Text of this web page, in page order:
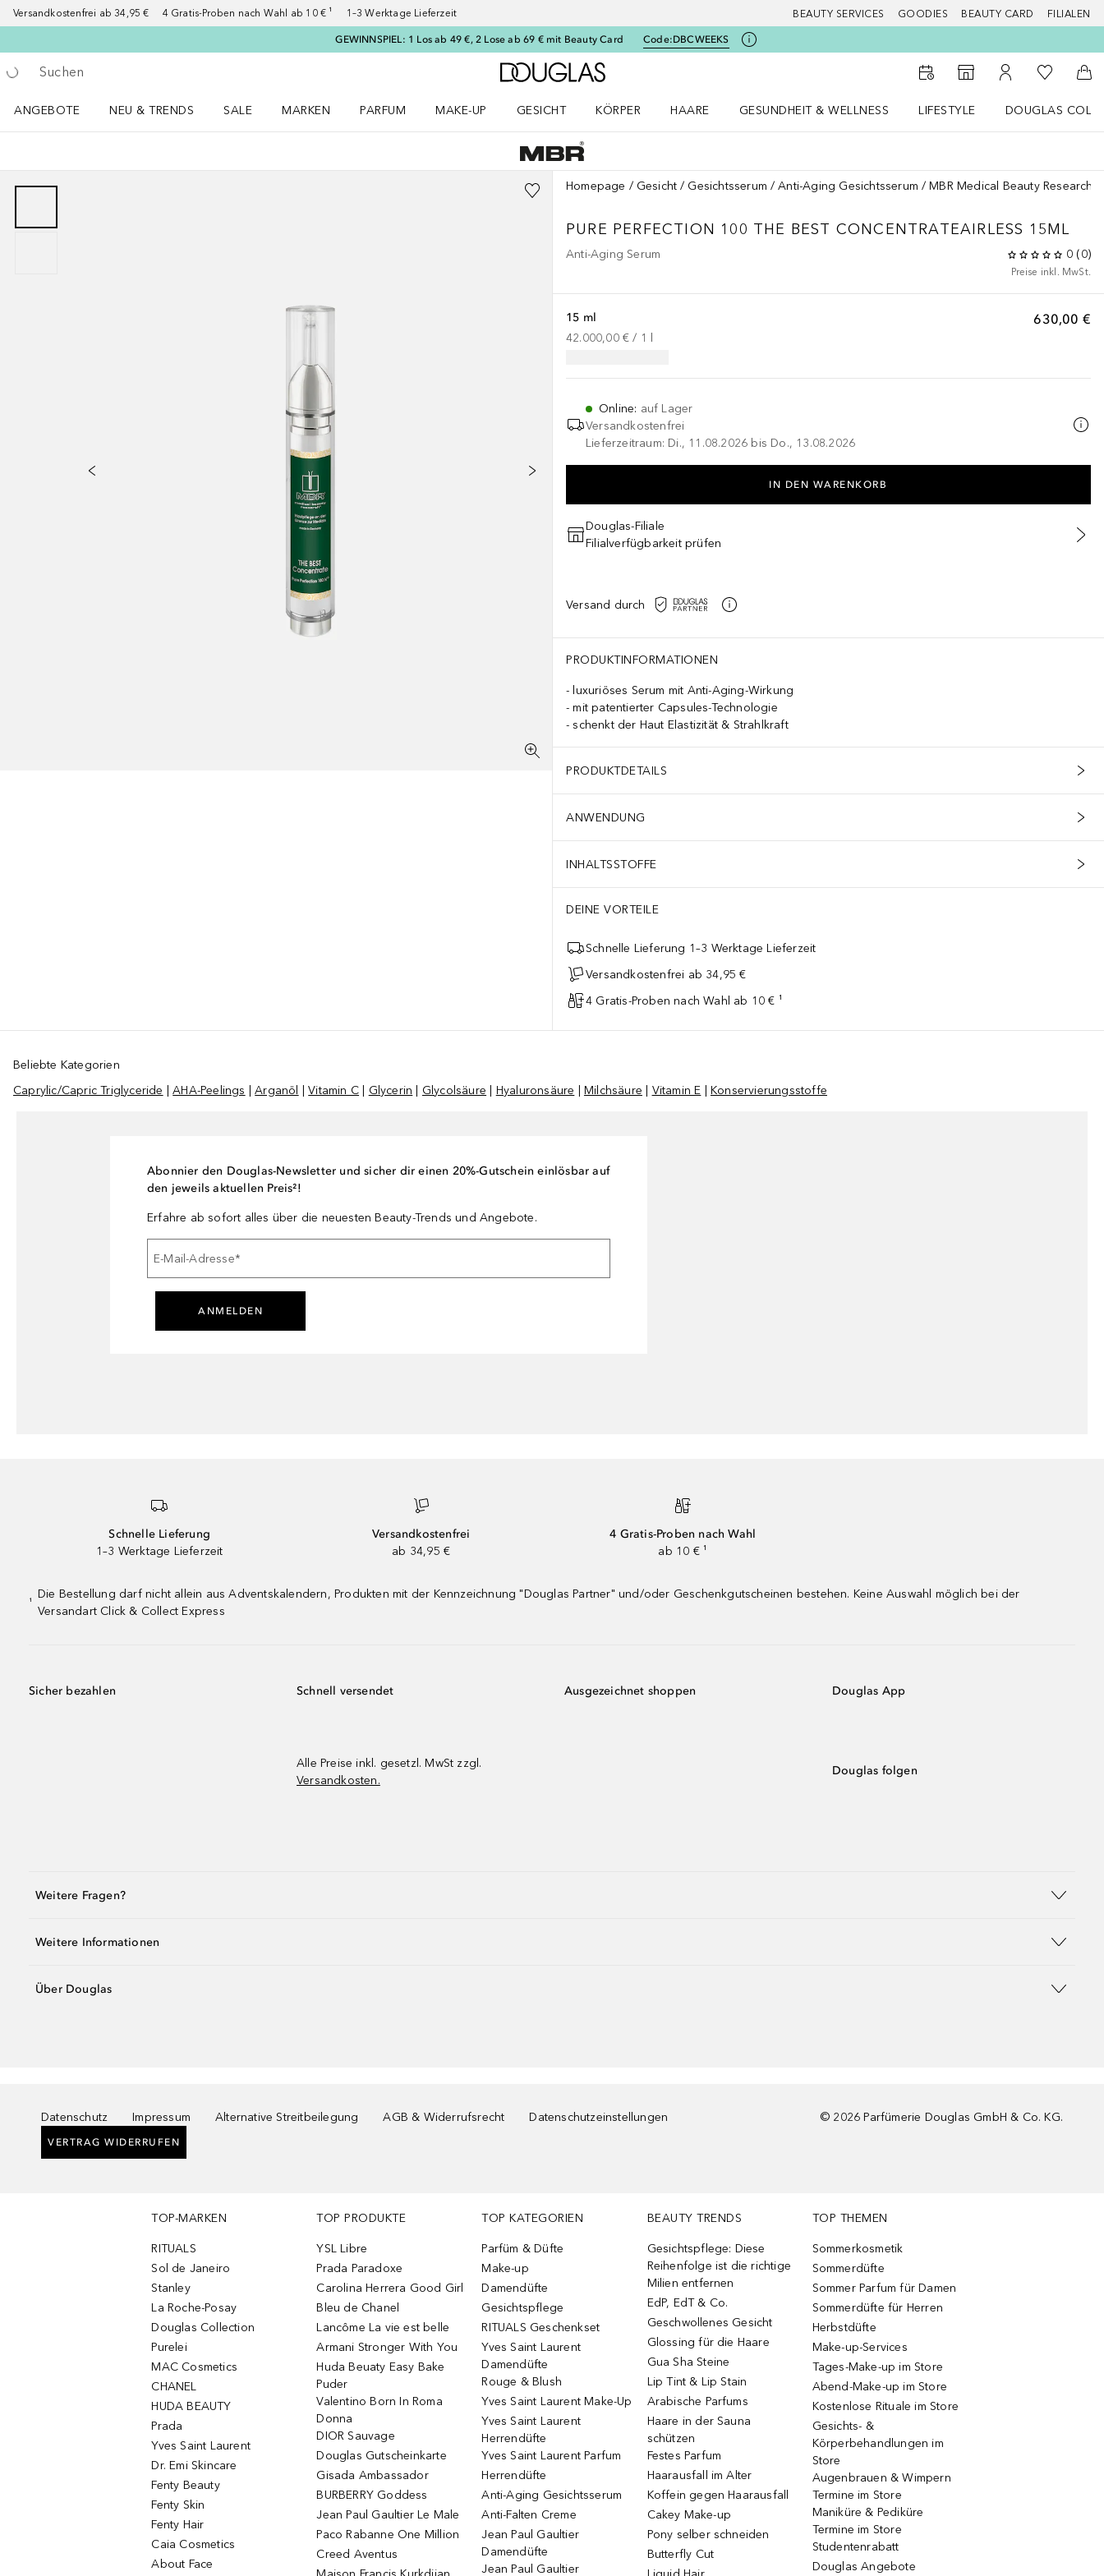
Versandkostenfrei ab 34,95 € 4 Gratis-Proben nach Wahl ab 10 € ¹ 1–3 Werktage Lieferzeit BEAUTY SERVICES GOODIES BEAUTY CARD FILIALEN
GEWINNSPIEL: 1 Los ab 49 €, 2 Lose ab 69 € mit Beauty Card Code:DBCWEEKS
Gehe zurück
Suche ausführen
Zur Douglas Startseite
Zum Storefinder
Zu Meinem
Zu Meiner
ANGEBOTE
NEU & TRENDS
SALE
MARKEN
PARFUM
MAKE-UP
GESICHT
KÖRPER
HAARE
GESUNDHEIT & WELLNESS
LIFESTYLE
DOUGLAS
Homepage Gesicht Gesichtsserum Anti-Aging Gesichtsserum MBR Medical Beauty Research
PURE PERFECTION 100 THE BEST CONCENTRATEAIRLESS 15ML
Anti-Aging Serum 0 (0)
Preise inkl. MwSt.
630,00 €
15 ml
42.000,00 € / 1
Online: auf Lager
Versandkostenfrei
Lieferzeitraum: Di., 11.08.2026 bis Do., 13.08.2026
IN DEN WARENKORB
Douglas-Filiale
Filialverfügbarkeit prüfen
Versand durch
PRODUKTINFORMATIONEN
luxuriöses Serum mit Anti-Aging-Wirkung
mit patentierter Capsules-Technologie
schenkt der Haut Elastizität & Strahlkraft
PRODUKTDETAILS
ANWENDUNG
INHALTSSTOFFE
DEINE VORTEILE
Schnelle Lieferung 1–3 Werktage Lieferzeit
Versandkostenfrei ab 34,95 €
4 Gratis-Proben nach Wahl ab 10 € ¹
Beliebte Kategorien
Caprylic/Capric Triglyceride |AHA-Peelings |Arganöl |Vitamin C Glycerin Glycolsäure Hyaluronsäure Milchsäure Vitamin E Konservierungsstoffe
Abonnier den Douglas-Newsletter und sicher dir einen 20%-Gutschein einlösbar auf
den jeweils aktuellen Preis²!
Erfahre ab sofort alles über die neuesten Beauty-Trends und Angebote.
E-Mail-Adresse*
ANMELDEN
Schnelle Lieferung
1–3 Werktage Lieferzeit
Versandkostenfrei
ab 34,95 €
4 Gratis-Proben nach Wahl
ab 10 € ¹
¹
Die Bestellung darf nicht allein aus Adventskalendern, Produkten mit der Kennzeichnung "Douglas Partner" und/oder Geschenkgutscheinen bestehen. Keine Auswahl möglich bei der
Versandart Click & Collect Express
Sicher bezahlen Schnell versendet
Alle Preise inkl. gesetzl. MwSt zzgl.
Versandkosten.
Ausgezeichnet shoppen Douglas App
Douglas folgen
Weitere Fragen?
Weitere Informationen
Über Douglas
Datenschutz Impressum Alternative Streitbeilegung AGB & Widerrufsrecht Datenschutzeinstellungen
VERTRAG WIDERRUFEN
© 2026 Parfümerie Douglas GmbH & Co. KG.
TOP-MARKEN
RITUALS
Sol de Janeiro
Stanley
La Roche-Posay
Douglas Collection
Purelei
MAC Cosmetics
CHANEL
HUDA BEAUTY
Prada
Yves Saint Laurent
Dr. Emi Skincare
Fenty Beauty
Fenty Skin
Fenty Hair
Caia Cosmetics
About Face
TOP PRODUKTE
YSL Libre
Prada Paradoxe
Carolina Herrera Good Girl
Bleu de Chanel
Lancôme La vie est belle
Armani Stronger With You
Huda Beuaty Easy Bake
Puder
Valentino Born In Roma
Donna
DIOR Sauvage
Douglas Gutscheinkarte
Gisada Ambassador
BURBERRY Goddess
Jean Paul Gaultier Le Male
Paco Rabanne One Million
Creed Aventus
TOP KATEGORIEN
Parfüm & Düfte
Make-up
Damendüfte
Gesichtspflege
RITUALS Geschenkset
Yves Saint Laurent
Damendüfte
Rouge & Blush
Yves Saint Laurent Make-Up
Yves Saint Laurent
Herrendüfte
Yves Saint Laurent Parfum
Herrendüfte
Anti-Aging Gesichtsserum
Anti-Falten Creme
Jean Paul Gaultier
Damendüfte
Jean Paul Gaultier
BEAUTY TRENDS
Gesichtspflege: Diese
Reihenfolge ist die richtige
Milien entfernen
EdP, EdT & Co.
Geschwollenes Gesicht
Glossing für die Haare
Gua Sha Steine
Lip Tint & Lip Stain
Arabische Parfums
Haare in der Sauna
schützen
Festes Parfum
Haarausfall im Alter
Koffein gegen Haarausfall
Cakey Make-up
Pony selber schneiden
Butterfly Cut
TOP THEMEN
Sommerkosmetik
Sommerdüfte
Sommer Parfum für Damen
Sommerdüfte für Herren
Herbstdüfte
Make-up-Services
Tages-Make-up im Store
Abend-Make-up im Store
Kostenlose Rituale im Store
Gesichts- &
Körperbehandlungen im
Store
Augenbrauen & Wimpern
Termine im Store
Maniküre & Pediküre
Termine im Store
Studentenrabatt
Douglas Angebote